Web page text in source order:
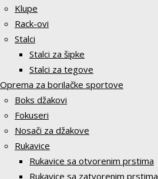
Klupe
Rack-ovi
Stalci
Stalci za šipke
Stalci za tegove
Oprema za borilačke sportove
Boks džakovi
Fokuseri
Nosači za džakove
Rukavice
Rukavice sa otvorenim prstima
Rukavice sa zatvorenim prstima